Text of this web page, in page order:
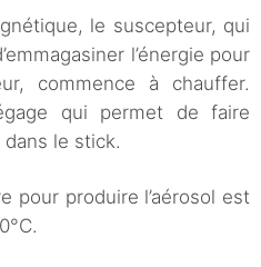
le suscepteur, qui
l’énergie pour
commence à chauffer.
qui permet de faire
le stick.
pour produire l’aérosol est